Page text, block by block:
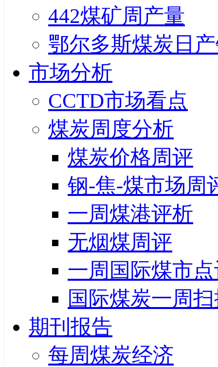
442煤矿周产量
鄂尔多斯煤炭日
市场分析
CCTD市场看点
煤炭周度分析
煤炭价格周评
钢-焦-煤市场周
一周煤港评析
无烟煤周评
一周国际煤市
国际煤炭一周
期刊报告
每周煤炭经济